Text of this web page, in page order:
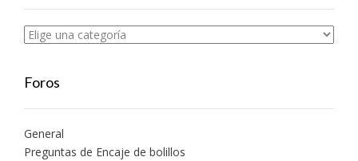
Foros
General
Preguntas de Encaje de bolillos